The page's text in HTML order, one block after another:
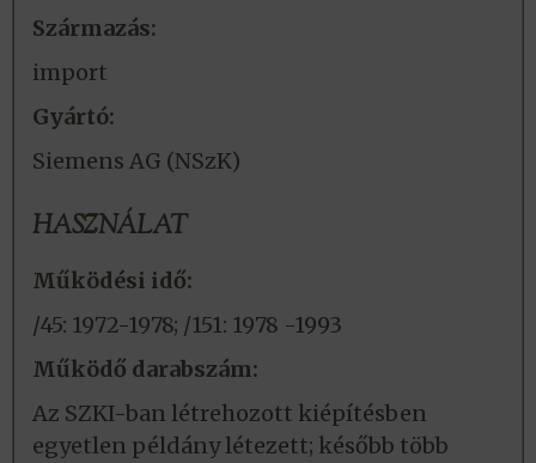
Származás:
import
Gyártó:
Siemens AG (NSzK)
HASZNÁLAT
Működési idő:
/45: 1972-1978; /151: 1978 -1993
Működő darabszám:
Az SZKI-ban létrehozott kiépítésben
egyetlen példány létezett; később több